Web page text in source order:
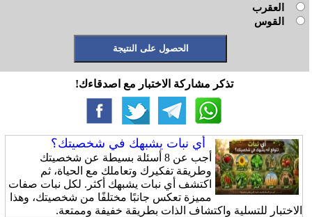
العقرب
القوس
تذكر مشاركة الاختبار مع اصدقاءك!
أي نبات يشبهك في شخصيتك؟
أجب عن 8 أسئلة بسيطة عن شخصيتك
وطريقة تفكيرك وتعاملك مع الحياة، ثم
اكتشف أي نبات يشبهك أكثر. لكل نبات صفات
مميزة تعكس جانبًا مختلفًا من شخصيتك، وهذا
الاختبار للتسلية واكتشاف الذات بطريقة خفيفة وممتعة.